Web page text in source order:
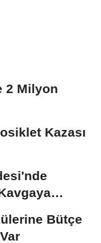
2 Milyon
Kazası
Bütçe